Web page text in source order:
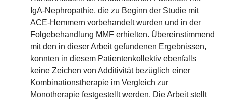
IgA-Nephropathie, die zu Beginn der Studie mit
ACE-Hemmern vorbehandelt wurden und in der
Folgebehandlung MMF erhielten. Übereinstimmend
mit den in dieser Arbeit gefundenen Ergebnissen,
konnten in diesem Patientenkollektiv ebenfalls
keine Zeichen von Additivität bezüglich einer
Kombinationstherapie im Vergleich zur
Monotherapie festgestellt werden. Die Arbeit stellt